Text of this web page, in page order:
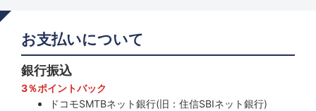
お支払いについて
銀行振込
3％ポイントバック
ドコモSMTBネット銀行(旧：住信SBIネット銀行)